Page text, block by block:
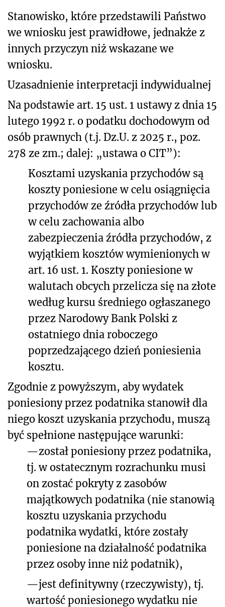
Stanowisko, które przedstawili Państwo
we wniosku jest prawidłowe, jednakże z
innych przyczyn niż wskazane we
wniosku.
Uzasadnienie interpretacji indywidualnej
Na podstawie art. 15 ust. 1 ustawy z dnia 15
lutego 1992 r. o podatku dochodowym od
osób prawnych (t.j. Dz.U. z 2025 r., poz.
278 ze zm.; dalej: „ustawa o CIT”):
Kosztami uzyskania przychodów są
koszty poniesione w celu osiągnięcia
przychodów ze źródła przychodów lub
w celu zachowania albo
zabezpieczenia źródła przychodów, z
wyjątkiem kosztów wymienionych w
art. 16 ust. 1. Koszty poniesione w
walutach obcych przelicza się na złote
według kursu średniego ogłaszanego
przez Narodowy Bank Polski z
ostatniego dnia roboczego
poprzedzającego dzień poniesienia
kosztu.
Zgodnie z powyższym, aby wydatek
poniesiony przez podatnika stanowił dla
niego koszt uzyskania przychodu, muszą
być spełnione następujące warunki:
—został poniesiony przez podatnika,
tj. w ostatecznym rozrachunku musi
on zostać pokryty z zasobów
majątkowych podatnika (nie stanowią
kosztu uzyskania przychodu
podatnika wydatki, które zostały
poniesione na działalność podatnika
przez osoby inne niż podatnik),
—jest definitywny (rzeczywisty), tj.
wartość poniesionego wydatku nie